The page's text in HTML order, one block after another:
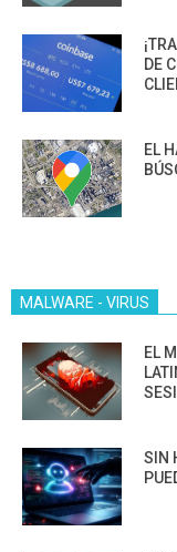
DE
EL
MALWARE - VIRUS
EL
SIN